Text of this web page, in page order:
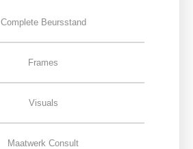
Complete Beursstand
Frames
Visuals
Maatwerk Consult